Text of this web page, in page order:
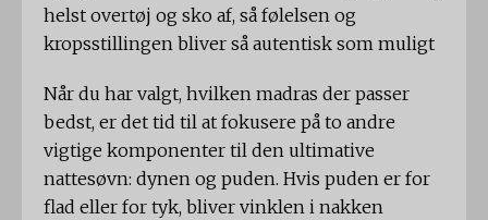
helst overtøj og sko af, så følelsen og
kropsstillingen bliver så autentisk som muligt
Når du har valgt, hvilken madras der passer
bedst, er det tid til at fokusere på to andre
vigtige komponenter til den ultimative
nattesøvn: dynen og puden. Hvis puden er for
flad eller for tyk, bliver vinklen i nakken